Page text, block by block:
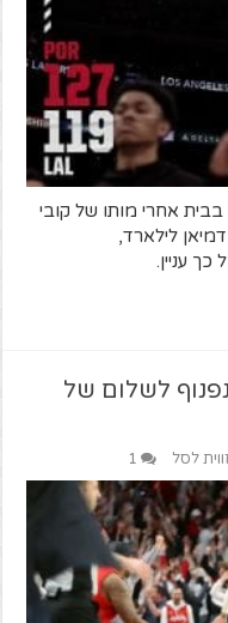
אחרי מותו של קובי
לילארד,
עניין.
לשלום של
לסל 1